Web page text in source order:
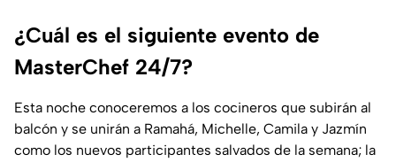
¿Cuál es el siguiente evento de
MasterChef 24/7?
Esta noche conoceremos a los cocineros que subirán al
balcón y se unirán a Ramahá, Michelle, Camila y Jazmín
como los nuevos participantes salvados de la semana; la